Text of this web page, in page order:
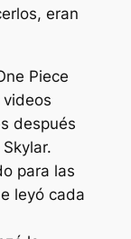
eran
Piece
después
para las
leyó cada